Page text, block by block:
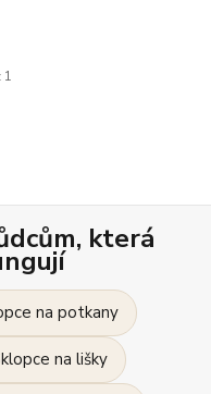
1
která
na potkany
na lišky